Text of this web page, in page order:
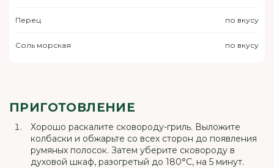
Перец по вкусу
Соль морская по вкусу
ПРИГОТОВЛЕНИЕ
Хорошо раскалите сковороду-гриль. Выложите
колбаски и обжарьте со всех сторон до появления
румяных полосок. Затем уберите сковороду в
духовой шкаф, разогретый до 180°С, на 5 минут.